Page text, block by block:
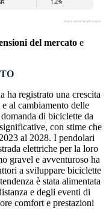
del mercato e
ha registrato una crescita
al cambiamento delle
di biciclette da
con stime che
al 2028. I pendolari
elettriche per la loro
gravel e avventuroso ha
a sviluppare biciclette
è stata alimentata
e degli eventi di
comfort e prestazioni